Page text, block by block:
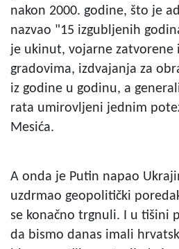
nakon 2000. godine, što je
nazvao "15 izgubljenih
je ukinut, vojarne zatvorene
gradovima, izdvajanja za
iz godine u godinu, a
rata umirovljeni jednim
Mesića.
A onda je Putin napao
uzdrmao geopolitički
se konačno trgnuli. I u tišini
da bismo danas imali